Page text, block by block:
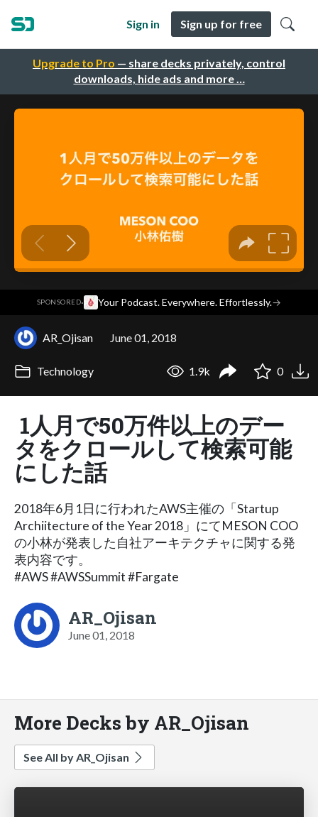
Upgrade to Pro — share decks privately, control
downloads, hide ads and more …
Sign in Sign up for free
SPONSORED· Your Podcast. Everywhere. Effortlessly.→
AR_Ojisan June 01, 2018
Technology 1.9k 0
1人月で50万件以上のデー
タをクロールして検索可能
にした話
2018年6月1日に行われたAWS主催の「Startup
Archiitecture of the Year 2018」にてMESON COO
の小林が発表した自社アーキテクチャに関する発
表内容です。
#AWS #AWSSummit #Fargate
AR_Ojisan
June 01, 2018
More Decks by AR_Ojisan
See All by AR_Ojisan